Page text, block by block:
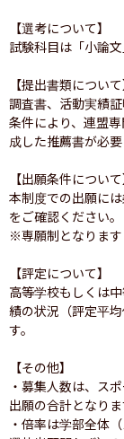
【選考について】
試験科目は「小論
【提出書類について
調査書、活動実績
条件により、連盟
成した推薦書が必
【出願条件について
本制度での出願に
をご確認ください。
※専願制となります
【評定について】
高等学校もしくは
績の状況（評定平
す。
【その他】
・募集人数は、ス
出願の合計となり
・倍率は学部全体